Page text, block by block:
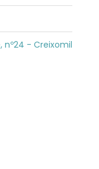
nº24 - Creixomil